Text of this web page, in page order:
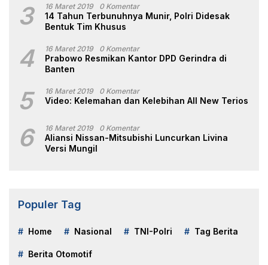
3 16 Maret 2019 0 Komentar
14 Tahun Terbunuhnya Munir, Polri Didesak
Bentuk Tim Khusus
4 16 Maret 2019 0 Komentar
Prabowo Resmikan Kantor DPD Gerindra di
Banten
5 16 Maret 2019 0 Komentar
Video: Kelemahan dan Kelebihan All New Terios
6 16 Maret 2019 0 Komentar
Aliansi Nissan-Mitsubishi Luncurkan Livina
Versi Mungil
Populer Tag
Home Nasional TNI-Polri Tag Berita
Berita Otomotif